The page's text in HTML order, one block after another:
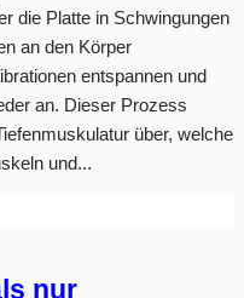
die Platte in Schwingungen
an den Körper
entspannen und
an. Dieser Prozess
über, welche
und...
nur